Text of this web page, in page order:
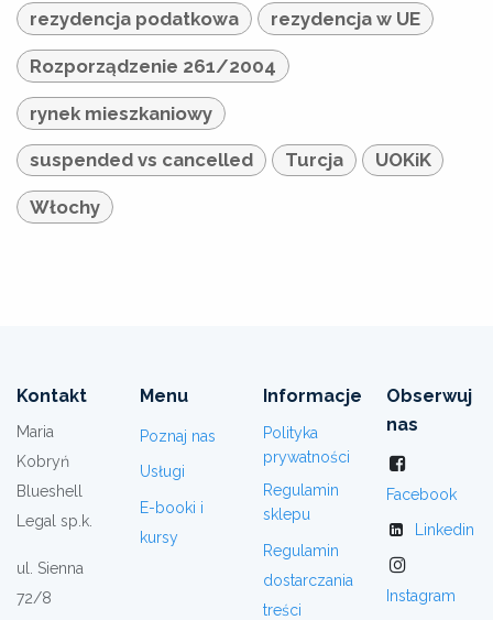
rezydencja podatkowa rezydencja w UE
Rozporządzenie 261/2004
rynek mieszkaniowy
suspended vs cancelled Turcja UOKiK
Włochy
Kontakt
Maria
Kobryń
Blueshell
Legal sp.k.
ul. Sienna
72/8
Menu
Poznaj nas
Usługi
E-booki i
kursy
Informacje
Polityka
prywatności
Regulamin
sklepu
Regulamin
dostarczania
treści
Obserwuj
nas
Facebook
Linkedin
Instagram